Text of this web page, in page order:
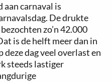
aan carnaval is
De drukte
zo’n 42.000
is de helft meer dan in
dag veel overlast en
steeds lastiger